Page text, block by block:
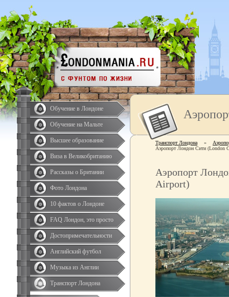
Обучение в Лондоне
Обучение на Мальте
Высшее образование
Виза в Великобританию
Рассказы о Британии
Фото Лондона
10 фактов о Лондоне
FAQ Лондон, это просто
Достопримечательности
Английский футбол
Музыка из Англии
Транспорт Лондона
Транспорт Лондона »
Аэропорт Лондон Сити (London
Аэропорт
Airport)